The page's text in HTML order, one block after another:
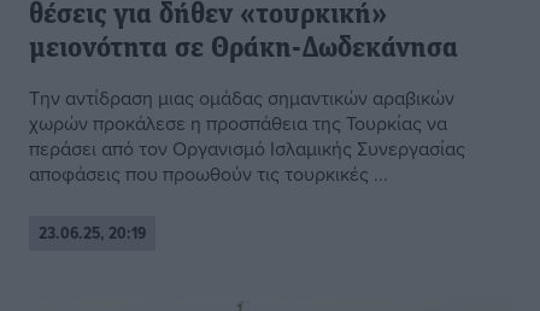
θέσεις για δήθεν «τουρκική»
μειονότητα σε Θράκη-Δωδεκάνησα
Την αντίδραση μιας ομάδας σημαντικών αραβικών
χωρών προκάλεσε η προσπάθεια της Τουρκίας να
περάσει από τον Οργανισμό Ισλαμικής Συνεργασίας
αποφάσεις που προωθούν τις τουρκικές ...
23.06.25, 20:19